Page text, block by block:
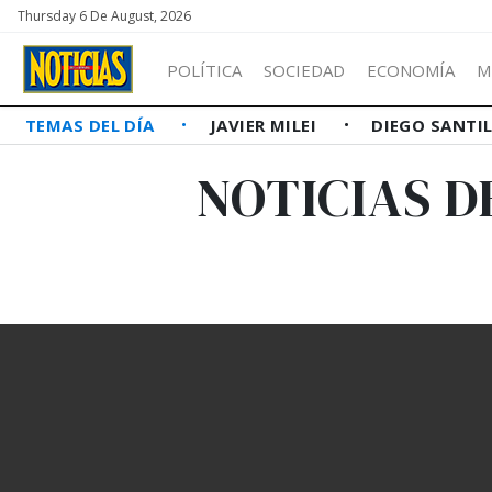
Thursday 6 De August, 2026
POLÍTICA SOCIEDAD ECONOMÍA
TEMAS DEL DÍA JAVIER MILEI DIEGO
NOTICIAS